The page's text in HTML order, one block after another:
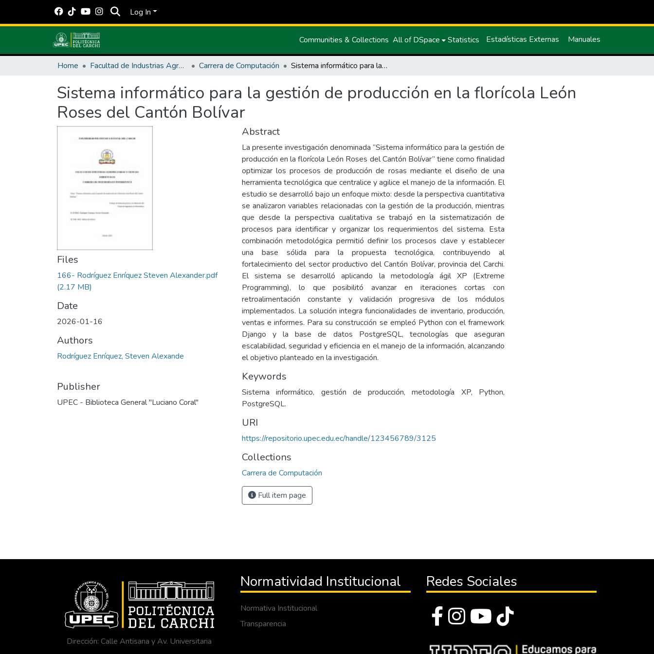
Log In
Communities & Collections All of DSpace Statistics Estadísticas Externas Manuales
Home Facultad de Industrias Agropecuarias y Ciencias Ambientales Carrera de Computación Sistema informático para la gestión de producción en la florícola León Roses del Cantón Bolívar
Sistema informático para la gestión de producción en la florícola León
Roses del Cantón Bolívar
Files
166- Rodríguez Enríquez Steven Alexander.pdf
(2.17 MB)
Date
2026-01-16
Authors
Rodríguez Enríquez, Steven Alexande
Publisher
UPEC - Biblioteca General "Luciano Coral"
Abstract
La presente investigación denominada “Sistema informático para la gestión de
producción en la florícola León Roses del Cantón Bolívar” tiene como finalidad
optimizar los procesos de producción de rosas mediante el diseño de una
herramienta tecnológica que centralice y agilice el manejo de la información. El
estudio se desarrolló bajo un enfoque mixto: desde la perspectiva cuantitativa
se analizaron variables relacionadas con la gestión de la producción, mientras
que desde la perspectiva cualitativa se trabajó en la sistematización de
procesos para identificar y organizar los requerimientos del sistema. Esta
combinación metodológica permitió definir los procesos clave y establecer
una base sólida para la propuesta tecnológica, contribuyendo al
fortalecimiento del sector productivo del Cantón Bolívar, provincia del Carchi.
El sistema se desarrolló aplicando la metodología ágil XP (Extreme
Programming), lo que posibilitó avanzar en iteraciones cortas con
retroalimentación constante y validación progresiva de los módulos
implementados. La solución integra funcionalidades de inventario, producción,
ventas e informes. Para su construcción se empleó Python con el framework
Django y la base de datos PostgreSQL, tecnologías que aseguran
escalabilidad, seguridad y eficiencia en el manejo de la información, alcanzando
el objetivo planteado en la investigación.
Keywords
Sistema informático, gestión de producción, metodología XP, Python,
PostgreSQL.
URI
https://repositorio.upec.edu.ec/handle/123456789/3125
Collections
Carrera de Computación
Full item page
Dirección: Calle Antisana y Av. Universitaria
Normatividad Institucional
Normativa Institucional
Transparencia
Redes Sociales